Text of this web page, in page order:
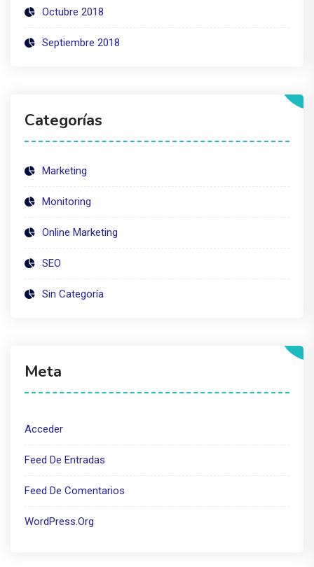
Octubre 2018
Septiembre 2018
Categorías
Marketing
Monitoring
Online Marketing
SEO
Sin Categoría
Meta
Acceder
Feed De Entradas
Feed De Comentarios
WordPress.org